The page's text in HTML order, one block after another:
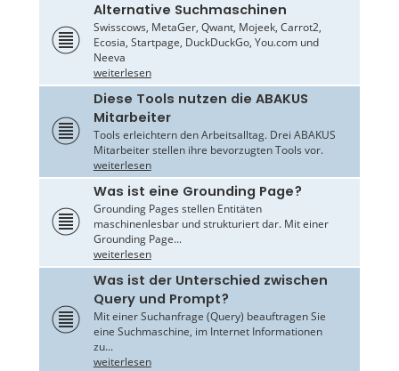
Alternative Suchmaschinen
Swisscows, MetaGer, Qwant, Mojeek, Carrot2,
Ecosia, Startpage, DuckDuckGo, You.com und
Neeva
weiterlesen
Diese Tools nutzen die ABAKUS
Mitarbeiter
Tools erleichtern den Arbeitsalltag. Drei ABAKUS
Mitarbeiter stellen ihre bevorzugten Tools vor.
weiterlesen
Was ist eine Grounding Page?
Grounding Pages stellen Entitäten
maschinenlesbar und strukturiert dar. Mit einer
Grounding Page...
weiterlesen
Was ist der Unterschied zwischen
Query und Prompt?
Mit einer Suchanfrage (Query) beauftragen Sie
eine Suchmaschine, im Internet Informationen
zu...
weiterlesen